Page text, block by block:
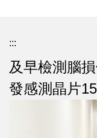
:::
及早檢測腦
發感測晶片